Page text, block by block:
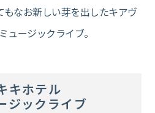
なお新しい芽を出したキアヴ
ュージックライブ。
キホテル
ジックライブ